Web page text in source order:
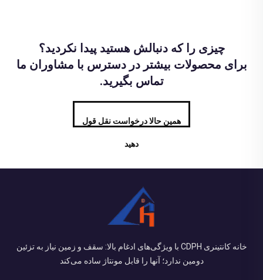
چیزی را که دنبالش هستید پیدا نکردید؟
برای محصولات بیشتر در دسترس با مشاوران ما
تماس بگیرید.
همین حالا درخواست نقل قول
دهید
خانه کانتینری CDPH با ویژگی‌های ادغام بالا: سقف و زمین نیاز به تزئین
دومین ندارد؛ آنها را قابل مونتاژ ساده می‌کند